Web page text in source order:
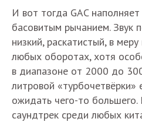
И вот тогда GAC
басовитым рычанием. Звук
низкий, раскатистый, в
любых оборотах, хотя
в диапазоне от 2000 до
литровой
ожидать чего-то
саундтрек среди любых